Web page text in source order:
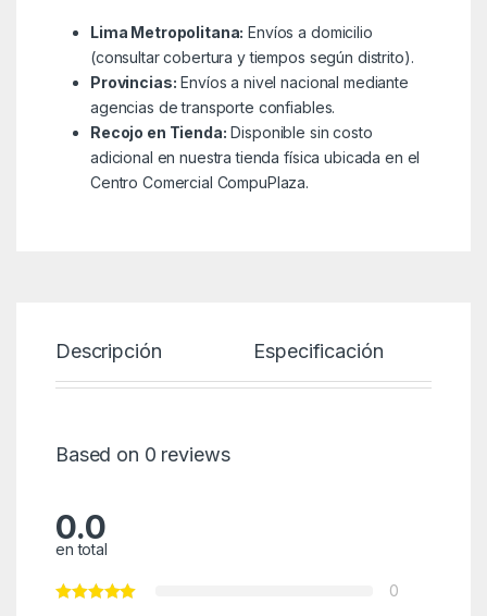
Lima Metropolitana: Envíos a domicilio
(consultar cobertura y tiempos según distrito).
Provincias: Envíos a nivel nacional mediante
agencias de transporte confiables.
Recojo en Tienda: Disponible sin costo
adicional en nuestra tienda física ubicada en el
Centro Comercial CompuPlaza.
Descripción Especificación
Based on 0 reviews
0.0
en total
0